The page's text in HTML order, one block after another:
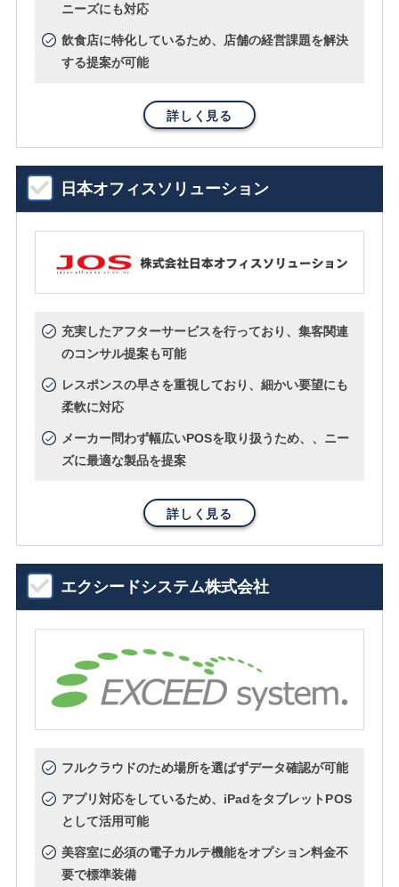
ニーズにも対応
飲食店に特化しているため、店舗の経営課題を解決
する提案が可能
詳しく見る
日本オフィスソリューション
充実したアフターサービスを行っており、集客関連
のコンサル提案も可能
レスポンスの早さを重視しており、細かい要望にも
柔軟に対応
メーカー問わず幅広いPOSを取り扱うため、、ニー
ズに最適な製品を提案
詳しく見る
エクシードシステム株式会社
フルクラウドのため場所を選ばずデータ確認が可能
アプリ対応をしているため、iPadをタブレットPOS
として活用可能
美容室に必須の電子カルテ機能をオプション料金不
要で標準装備